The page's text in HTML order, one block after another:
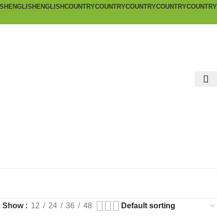
ENGLISH ENGLISHCOUNTRYCOUNTRYCOUNTRYCOUNTRYCOUNTRY
Show 12 24 36 48